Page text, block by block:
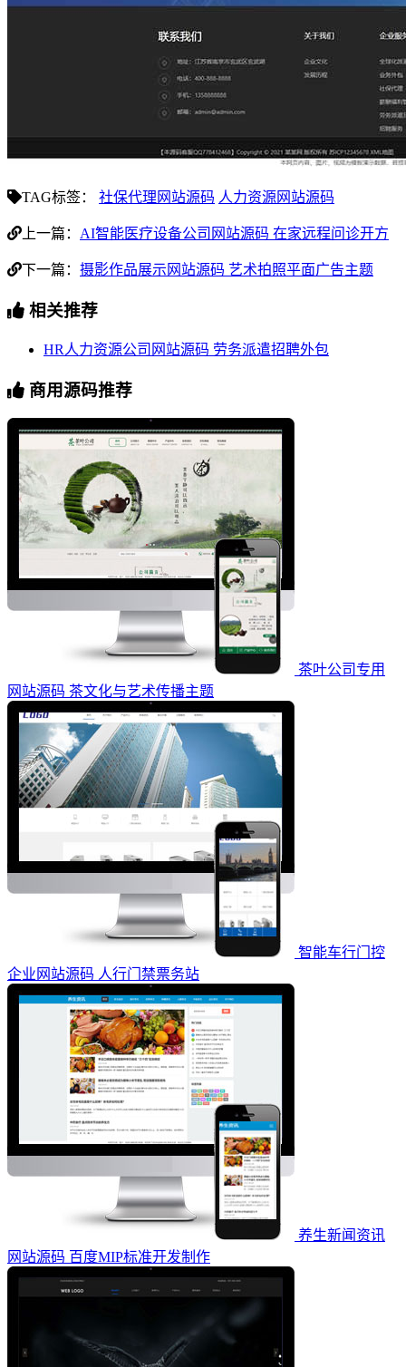
TAG标签： 社保代理网站源码 人力资源网站源码
上一篇： AI智能医疗设备公司网站源码 在家远程问诊开方
下一篇： 摄影作品展示网站源码 艺术拍照平面广告主题
相关推荐
HR人力资源公司网站源码 劳务派遣招聘外包
商用源码推荐
茶叶公司专用
网站源码 茶文化与艺术传播主题
智能车行门控
企业网站源码 人行门禁票务站
养生新闻资讯
网站源码 百度MIP标准开发制作